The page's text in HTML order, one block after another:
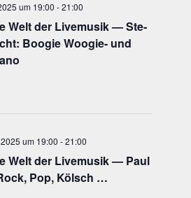
Welt der Live­mu­sik — Ste­
Boo­gie Woo­gie- und
um 19:00 -21:00
Welt der Live­mu­sik — Paul
Pop, Kölsch …
um 19:00 -21:00